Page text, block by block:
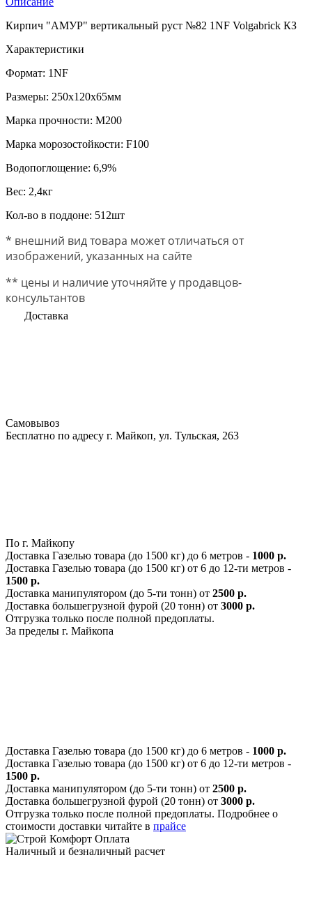
Кирпич "АМУР" вертикальный руст №82 1NF Volgabrick КЗ
Характеристики
Формат: 1NF
Размеры: 250х120х65мм
Марка прочности: М200
Марка морозостойкости: F100
Водопоглощение: 6,9%
Вес: 2,4кг
Кол-во в поддоне: 512шт
* внешний вид товара может отличаться от
изображений, указанных на сайте
** цены и наличие уточняйте у продавцов-
консультантов
Доставка
Самовывоз
Бесплатно по адресу г. Майкоп, ул. Тульская, 263
По г. Майкопу
Доставка Газелью товара (до 1500 кг) до 6 метров - 1000 р.
Доставка Газелью товара (до 1500 кг) от 6 до 12-ти метров -
1500 р.
Доставка манипулятором (до 5-ти тонн) от 2500 р.
Доставка большегрузной фурой (20 тонн) от 3000 р.
Отгрузка только после полной предоплаты.
За пределы г. Майкопа
Доставка Газелью товара (до 1500 кг) до 6 метров - 1000 р.
Доставка Газелью товара (до 1500 кг) от 6 до 12-ти метров -
1500 р.
Доставка манипулятором (до 5-ти тонн) от 2500 р.
Доставка большегрузной фурой (20 тонн) от 3000 р.
Отгрузка только после полной предоплаты. Подробнее о
стоимости доставки читайте в прайсе
Оплата
Наличный и безналичный расчет